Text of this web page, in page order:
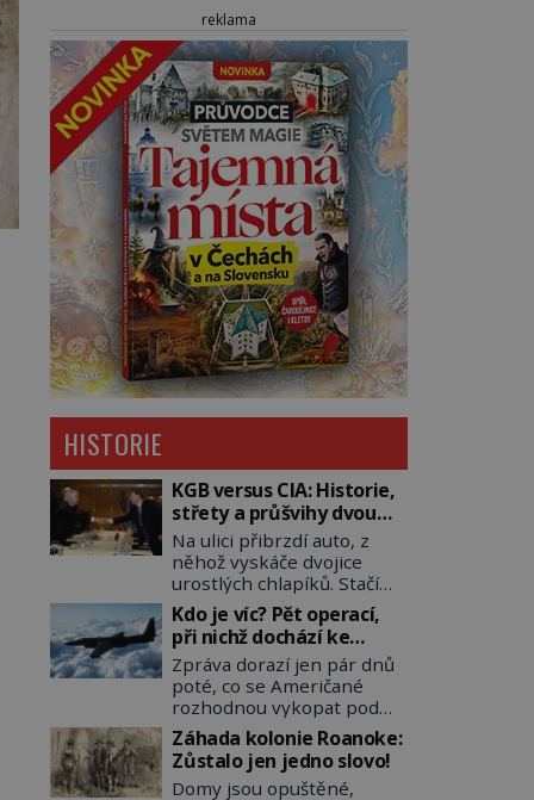
reklama
HISTORIE
KGB versus CIA: Historie,
střety a průšvihy dvou
nejznámějších tajných
služeb historie
Na ulici přibrzdí auto, z
něhož vyskáče dvojice
urostlých chlapíků. Stačí
pár vteřin a už agresivně
buší na dveře. O další
okamžik později vlečou
nebožáka do auta, a pak už
ho nikdy nikdo nespatří.
Dostal se totiž do rukou
všemocné KGB. Jako
sourozenci, kteří si
nemohou přijít na jméno.
Kdo je víc? Pět operací,
při nichž dochází ke
střetu obou tajných
služeb
Zpráva dorazí jen pár dnů
poté, co se Američané
rozhodnou vykopat pod
východní částí Berlína
několik stovek metrů
dlouhý tunel. Sověti na
sobě nenechají nic znát a
Záhada kolonie Roanoke:
Zůstalo jen jedno slovo!
Domy jsou opuštěné,